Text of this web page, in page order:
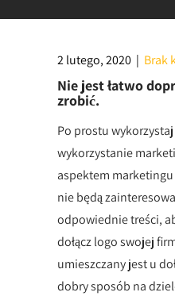
2 lutego, 2020 | Brak
Nie jest łatwo
zrobić.
Po prostu
wykorzystanie
aspektem
nie będą
odpowiednie treści,
dołącz logo swojej
umieszczany jest u
dobry sposób na